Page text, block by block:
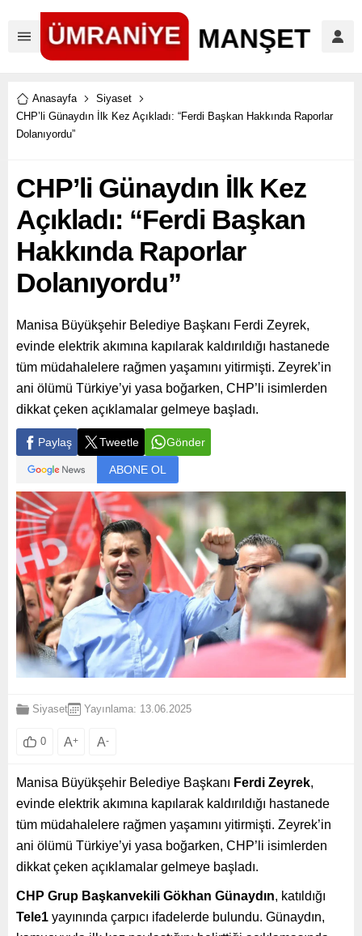
Anasayfa
Siyaset
CHP’li Günaydın İlk Kez Açıkladı: “Ferdi Başkan Hakkında Raporlar
Dolanıyordu”
CHP’li Günaydın İlk Kez
Açıkladı: “Ferdi Başkan
Hakkında Raporlar
Dolanıyordu”
Manisa Büyükşehir Belediye Başkanı Ferdi Zeyrek,
evinde elektrik akımına kapılarak kaldırıldığı hastanede
tüm müdahalelere rağmen yaşamını yitirmişti. Zeyrek’in
ani ölümü Türkiye’yi yasa boğarken, CHP’li isimlerden
dikkat çeken açıklamalar gelmeye başladı.
Paylaş Tweetle Gönder
ABONE OL
Siyaset Yayınlama: 13.06.2025
0 A+ A-
Manisa Büyükşehir Belediye Başkanı Ferdi Zeyrek,
evinde elektrik akımına kapılarak kaldırıldığı hastanede
tüm müdahalelere rağmen yaşamını yitirmişti. Zeyrek’in
ani ölümü Türkiye’yi yasa boğarken, CHP’li isimlerden
dikkat çeken açıklamalar gelmeye başladı.
CHP Grup Başkanvekili Gökhan Günaydın, katıldığı
Tele1 yayınında çarpıcı ifadelerde bulundu. Günaydın,